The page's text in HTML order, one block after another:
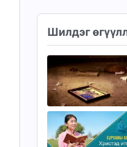
Шилдэг